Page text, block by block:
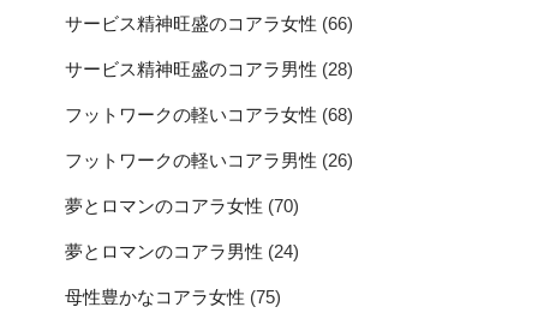
サービス精神旺盛のコアラ女性 (66)
サービス精神旺盛のコアラ男性 (28)
フットワークの軽いコアラ女性 (68)
フットワークの軽いコアラ男性 (26)
夢とロマンのコアラ女性 (70)
夢とロマンのコアラ男性 (24)
母性豊かなコアラ女性 (75)